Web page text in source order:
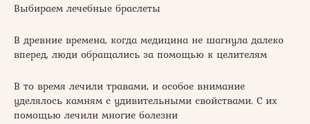
Выбираем лечебные браслеты
В древние времена, когда медицина не шагнула далеко
вперед, люди обращались за помощью к целителям
В то время лечили травами, и особое внимание
уделялось камням с удивительными свойствами. С их
помощью лечили многие болезни